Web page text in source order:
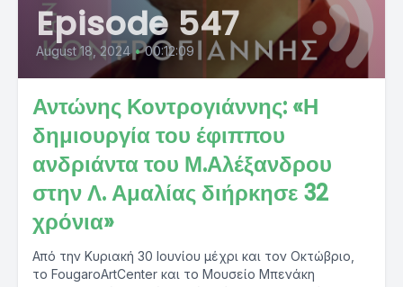
Episode 547
August 18, 2024 • 00:12:09
Αντώνης Κοντρογιάννης: «Η
δημιουργία του έφιππου
ανδριάντα του Μ.Αλέξανδρου
στην Λ. Αμαλίας διήρκησε 32
χρόνια»
Από την Κυριακή 30 Ιουνίου μέχρι και τον Οκτώβριο,
το FougaroArtCenter και το Μουσείο Μπενάκη